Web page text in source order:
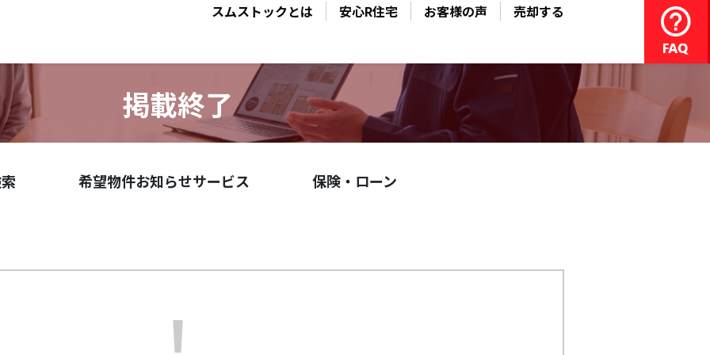
スムストックとは 安心R住宅 お客様の声 売却する
掲載終了
希望物件お知らせサービス 保険・ローン